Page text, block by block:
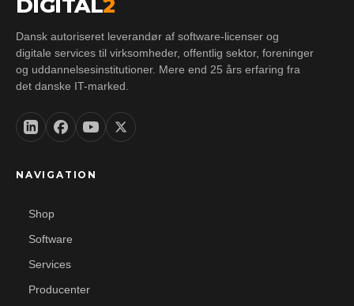
DIGITAL2
Dansk autoriseret leverandør af software-licenser og
digitale services til virksomheder, offentlig sektor, foreninger
og uddannelsesinstitutioner. Mere end 25 års erfaring fra
det danske IT-marked.
NAVIGATION
Shop
Software
Services
Producenter